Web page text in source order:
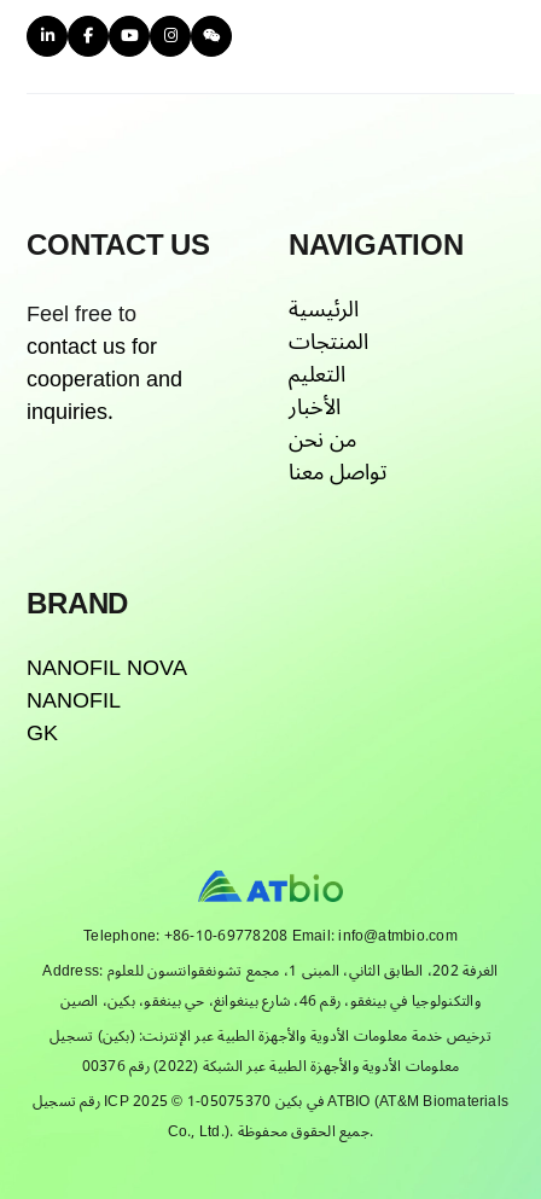
CONTACT US
Feel free to
contact us for
cooperation and
inquiries.
NAVIGATION
الرئيسية
المنتجات
التعليم
الأخبار
من نحن
تواصل معنا
BRAND
NANOFIL NOVA
NANOFIL
GK
Telephone: +86-10-69778208 Email: info@atmbio.com
Address: الغرفة 202، الطابق الثاني، المبنى 1، مجمع تشونغقوانتسون للعلوم
والتكنولوجيا في بينغقو، رقم 46، شارع بينغوانغ، حي بينغقو، بكين، الصين
ترخيص خدمة معلومات الأدوية والأجهزة الطبية عبر الإنترنت: (بكين) تسجيل
معلومات الأدوية والأجهزة الطبية عبر الشبكة (2022) رقم 00376
رقم تسجيل ICP في بكين 05075370-1 © 2025 ATBIO (AT&M Biomaterials
Co., Ltd.). جميع الحقوق محفوظة.